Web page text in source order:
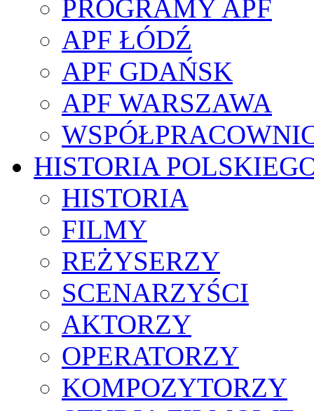
PROGRAMY APF
APF ŁÓDŹ
APF GDAŃSK
APF WARSZAWA
HISTORIA
HISTORIA
FILMY
REŻYSERZY
SCENARZYŚCI
AKTORZY
OPERATORZY
KOMPOZYTORZY